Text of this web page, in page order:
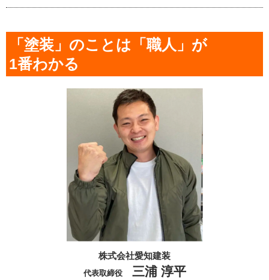
「塗装」のことは「職人」が
1番わかる
株式会社愛知建装
代表取締役 三浦 淳平